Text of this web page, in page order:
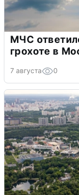
МЧС
грохоте в
7 августа 0